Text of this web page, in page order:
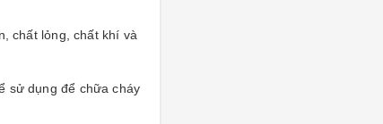
chất lỏng, chất khí và
sử dụng để chữa cháy